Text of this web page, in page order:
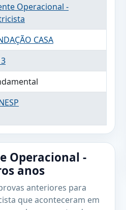
Operacional -
CASA
Operacional -
anos
anteriores para
que aconteceram em